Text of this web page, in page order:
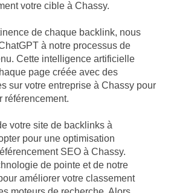
votre cible à Chassy.
de chaque backlink, nous
à notre processus de
Cette intelligence artificielle
page créée avec des
sur votre entreprise à Chassy pour
référencement.
votre site de backlinks à
pour une optimisation
SEO à Chassy.
de pointe et de notre
améliorer votre classement